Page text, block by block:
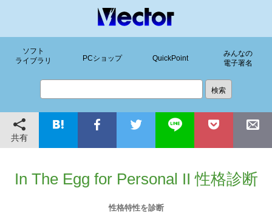
ソフト
ライブラリ
PCショップ QuickPoint
みんなの
電子署名
共有
In The Egg for Personal II 性格診断
性格特性を診断